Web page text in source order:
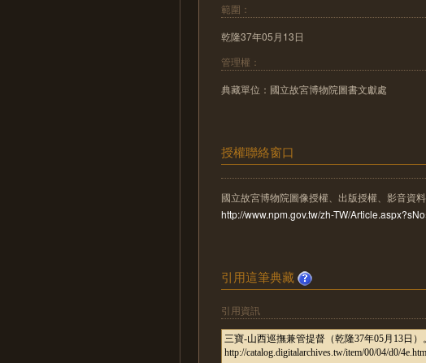
範圍：
乾隆37年05月13日
管理權：
典藏單位：國立故宮博物院圖書文獻處
授權聯絡窗口
國立故宮博物院圖像授權、出版授權、影音資
http://www.npm.gov.tw/zh-TW/
引用這筆典藏
引用資訊